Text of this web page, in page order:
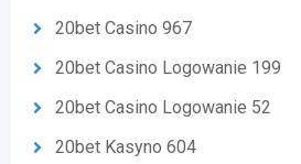
20bet Casino 967
20bet Casino Logowanie 199
20bet Casino Logowanie 52
20bet Kasyno 604